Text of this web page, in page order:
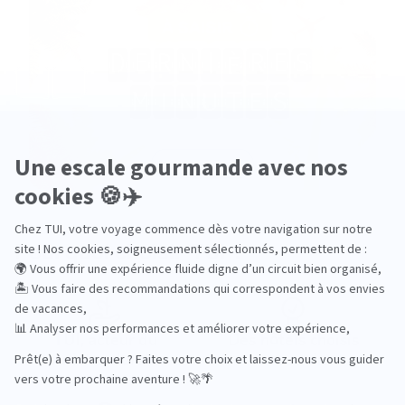
Pourquoi choisir TUI ?
TUI, acteur du
tourisme durable
Des hôtels choisis
avec soin